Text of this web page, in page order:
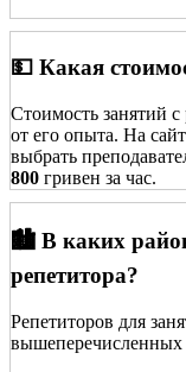
💵 Какая
Стоимость занятий
от его опыта. На
выбрать
800 гривен за час.
🏙️ В каких
репетитора?
Репетиторов для
вышеперечисленных